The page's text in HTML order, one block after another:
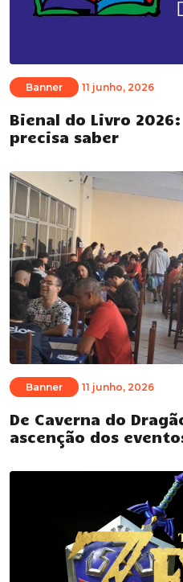
Banner 11 junho, 2026
Bienal do Livro
precisa saber
Banner 11 junho, 2026
De Caverna do
ascenção dos